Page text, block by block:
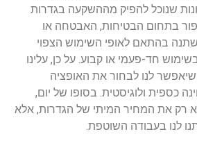
שנוכל להפיק מההשקעה בגדרות
בתחום הבטיחות, האבטחה או
בהתאם לאופי השימוש הצפוי
חד-פעמי או קבוע. על כן, עלינו
שיאפשר לנו לבחור את האופציה
כספית ולוגיסטית. בסופו של יום,
רק את המחיר המיתי של הגדרות, אלא
לנו בעבודה השוטפת.